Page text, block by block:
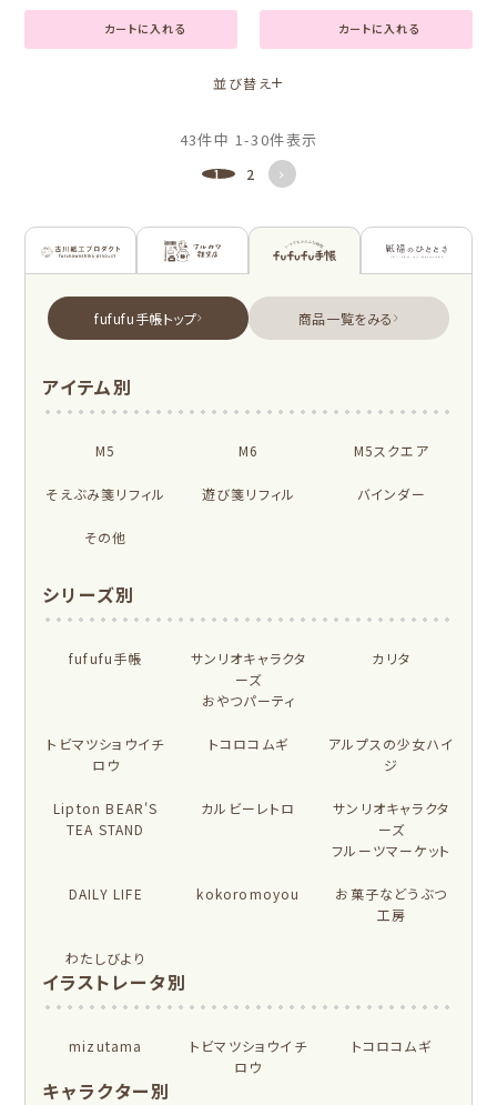
カートに入れる カートに入れる
並び替え
43件中 1-30件表示
1 2
古川紙工プロダクトトップ 新着商品一覧を見る
シリーズ別
お菓子などうぶつ
MONCHHICHI
chocolog
もっと見る
アイテム別
そえぶみ箋 遊び箋
おりがみ小箱
ニコイチmemo
チョキチョキペーパ
フルカワ雑貨店トップ 新着商品一覧をみる
はんこ
布物 文具・雑貨
雑貨類
シリーズで探す
フルカワはんこの商品を見る スタンプパッドの商品を見る
for Gift Tulipの商品を見る for Gift Mimozaの商品を見る
fufufu手帳トップ 商品一覧をみる
アイテム別
M5 M6 M5スクエア
そえぶみ箋リフィル 遊び箋リフィル バインダー
その他
シリーズ別
fufufu手帳
サンリオキャラクタ
ーズ
おやつパーティ
カリタ
トビマツショウイチ
ロウ
トコロコムギ
アルプスの少女ハイ
ジ
Lipton BEAR'S
TEA STAND
カルビーレトロ
サンリオキャラクタ
ーズ
フルーツマーケット
DAILY LIFE kokoromoyou
お菓子などうぶつ
工房
わたしびより
イラストレータ別
mizutama
トビマツショウイチ
ロウ
トコロコムギ
キャラクター別